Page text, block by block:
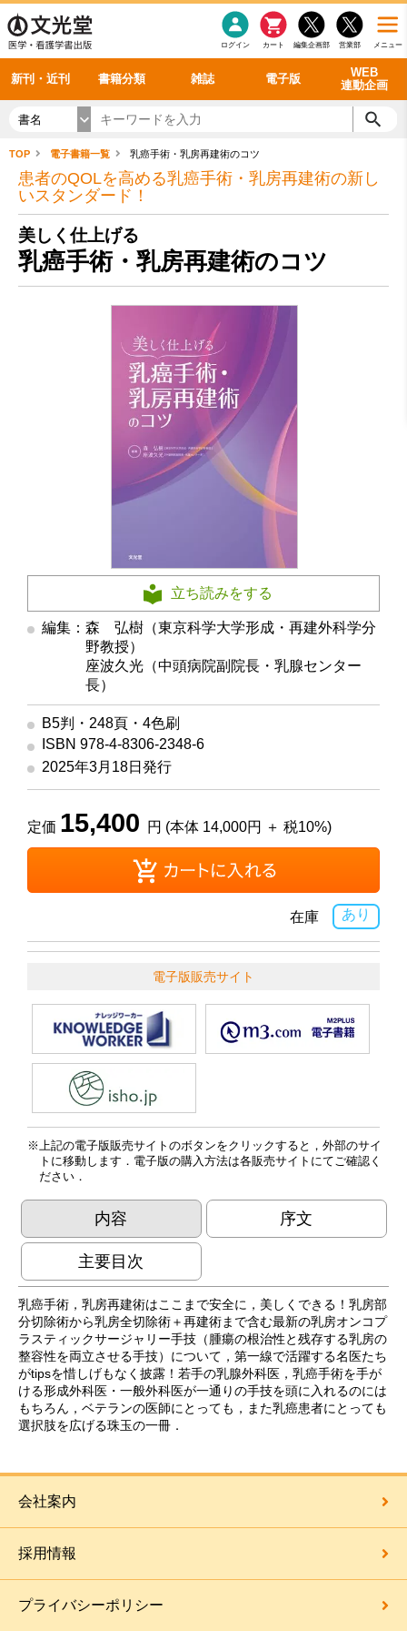
メニュー
営業部
編集企画部
カート
ログイン
新刊・近刊 書籍分類 雑誌 電子版
WEB
連動企画
感染症 老年医学
看護・介護
呼吸器
循環器
シリーズ一覧
雑誌投稿規定
理学療法
雑誌案内・年間購読 最新号 バックナンバー
電子書籍
電子雑誌
書籍「データに基づく臨床動作分析」WEB動画
書籍「眼手術学」WEB動画
書籍「神経症候学 II 改訂第二版」 WEB動画
新刊一覧
今後の発行予定
書名
TOP 電子書籍一覧 乳癌手術・乳房再建術のコツ
患者のQOLを高める乳癌手術・乳房再建術の新し
いスタンダード！
美しく仕上げる
乳癌手術・乳房再建術のコツ
立ち読みをする
編集：森 弘樹（東京科学大学形成・再建外科学分
野教授）
座波久光（中頭病院副院長・乳腺センター
長）
B5判・248頁・4色刷
ISBN 978-4-8306-2348-6
2025年3月18日発行
定価 15,400 円 (本体 14,000円 ＋ 税10%)
あり
在庫
電子版販売サイト
上記の電子版販売サイトのボタンをクリックすると，外部のサイ
トに移動します．電子版の購入方法は各販売サイトにてご確認く
ださい．
内容 序文
主要目次
乳癌手術，乳房再建術はここまで安全に，美しくできる！乳房部
分切除術から乳房全切除術＋再建術まで含む最新の乳房オンコプ
ラスティックサージャリー手技（腫瘍の根治性と残存する乳房の
整容性を両立させる手技）について，第一線で活躍する名医たち
がtipsを惜しげもなく披露！若手の乳腺外科医，乳癌手術を手が
ける形成外科医・一般外科医が一通りの手技を頭に入れるのには
もちろん，ベテランの医師にとっても，また乳癌患者にとっても
選択肢を広げる珠玉の一冊．
会社案内
採用情報
プライバシーポリシー